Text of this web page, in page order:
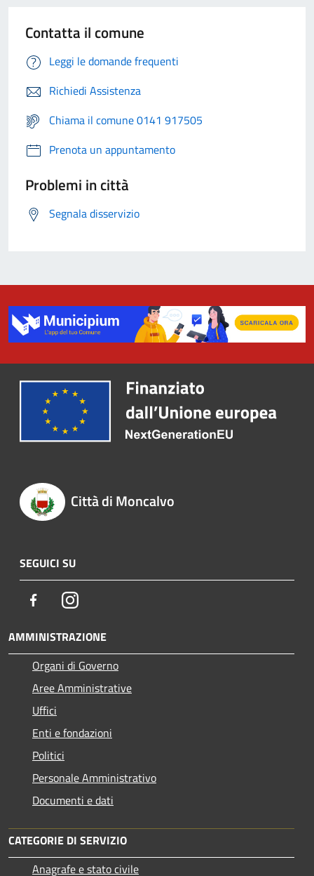
Contatta il comune
Leggi le domande frequenti
Richiedi Assistenza
Chiama il comune 0141 917505
Prenota un appuntamento
Problemi in città
Segnala disservizio
Città di Moncalvo
SEGUICI SU
FacebookInstagram
AMMINISTRAZIONE
Organi di Governo
Aree Amministrative
Uffici
Enti e fondazioni
Politici
Personale Amministrativo
Documenti e dati
CATEGORIE DI SERVIZIO
Anagrafe e stato civile